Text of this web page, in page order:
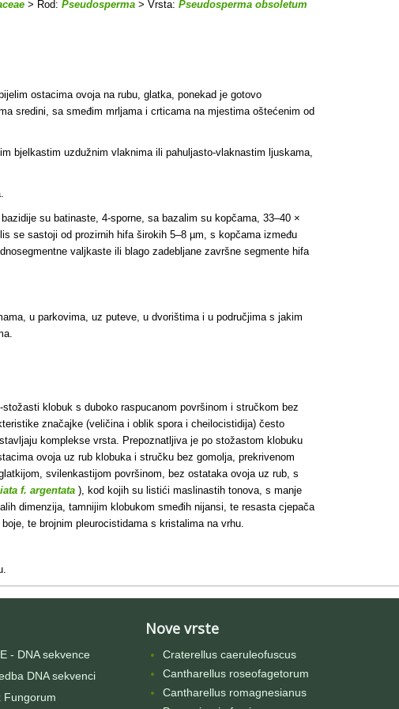
> Rod: Pseudosperma > Vrsta: Pseudosperma obsoletum
ostacima ovoja na rubu, glatka, ponekad je gotovo
sredini, sa smeđim mrljama i crticama na mjestima oštećenim od
bjelkastim uzdužnim vlaknima ili pahuljasto-vlaknastim ljuskama,
su batinaste, 4-sporne, sa bazalim su kopčama, 33–40 ×
se sastoji od prozirnih hifa širokih 5–8 µm, s kopčama između
valjkaste ili blago zadebljane završne segmente hifa
u parkovima, uz puteve, u dvorištima i u područjima s jakim
stožasti klobuk s duboko raspucanom površinom i stručkom bez
značajke (veličina i oblik spora i cheilocistidija) često
komplekse vrsta. Prepoznatljiva je po stožastom klobuku
ovoja uz rub klobuka i stručku bez gomolja, prekrivenom
svilenkastijom površinom, bez ostataka ovoja uz rub, s
f. argentata ), kod kojih su listići maslinastih tonova, s manje
dimenzija, tamnijim klobukom smeđih nijansi, te resasta cjepača
te brojnim pleurocistidama s kristalima na vrhu.
- DNA sekvence
DNA sekvenci
Fungorum
Nove vrste
Craterellus caeruleofuscus
Cantharellus roseofagetorum
Cantharellus romagnesianus